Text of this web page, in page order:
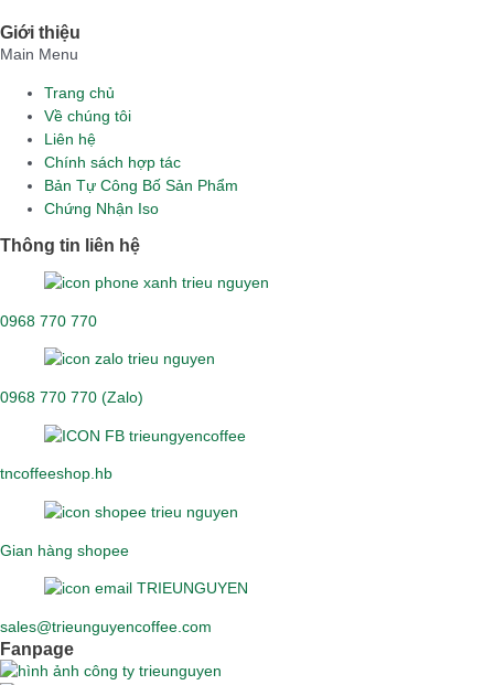
Giới thiệu
Main Menu
Trang chủ
Về chúng tôi
Liên hệ
Chính sách hợp tác
Bản Tự Công Bố Sản Phẩm
Chứng Nhận Iso
Thông tin liên hệ
0968 770 770
0968 770 770 (Zalo)
tncoffeeshop.hb
Gian hàng shopee
sales@trieunguyencoffee.com
Fanpage